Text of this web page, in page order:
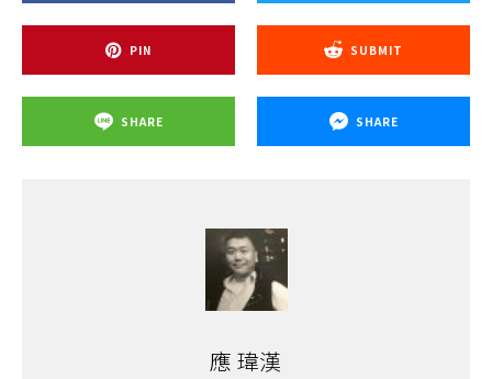
PIN SUBMIT
SHARE SHARE
應 瑋漢